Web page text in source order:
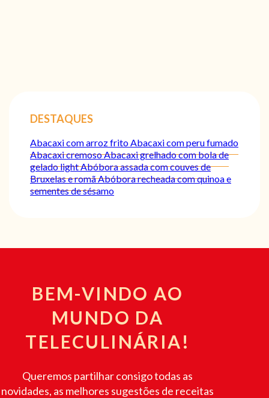
DESTAQUES
Abacaxi com arroz fritoAbacaxi com peru fumado
Abacaxi cremosoAbacaxi grelhado com bola de
gelado lightAbóbora assada com couves de
Bruxelas e romãAbóbora recheada com quinoa e
sementes de sésamo
BEM-VINDO AO
MUNDO DA
TELECULINÁRIA!
Queremos partilhar consigo todas as
novidades, as melhores sugestões de receitas